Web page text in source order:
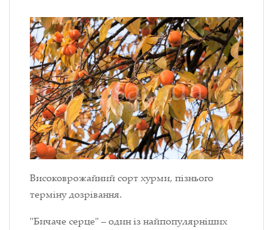
Високоврожайний сорт хурми, пізнього
терміну дозрівання.
"Бичаче серце" – один із найпопулярніших